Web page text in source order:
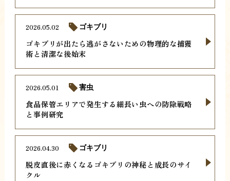
ゴキブリが出たら逃がさないための物理的な捕獲
術と清潔な後始末
2026.05.02 ゴキブリ
食品保管エリアで発生する細長い虫への防除戦略
と事例研究
2026.05.01 害虫
脱皮直後に赤くなるゴキブリの神秘と成長のサイ
クル
2026.04.30 ゴキブリ